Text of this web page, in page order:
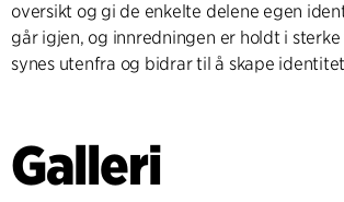
oversikt og gi de enkelte delene egen
går igjen, og innredningen er holdt i
synes utenfra og bidrar til å skape
Galleri